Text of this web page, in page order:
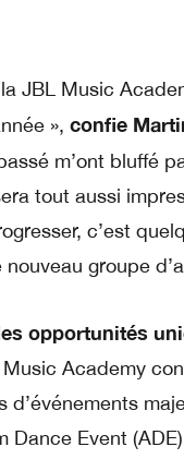
JBL Music
», confie
m’ont bluffé
tout aussi
c’est
groupe
opportunités
Academy
Dance Event